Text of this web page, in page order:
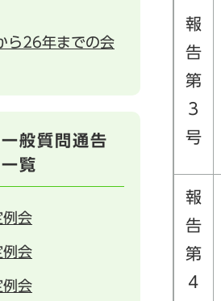
報
告
第
3
号
報
告
第
4
ら26年までの会
般質問通告
一覧
会
会
会